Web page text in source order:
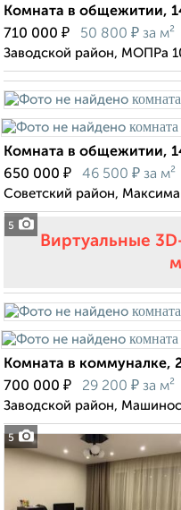
Комната в общежитии,
710 000 ₽ 50 800 ₽ за м²
Заводской район, МОПРа
5
Комната в общежитии,
650 000 ₽ 46 500 ₽ за м²
Советский район, Максима
Виртуальные
5
Комната в коммуналке,
700 000 ₽ 29 200 ₽ за м²
Заводской район,